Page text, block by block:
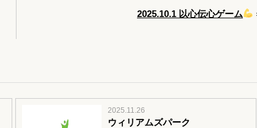
2025.10.1 以心伝心ゲーム
2025.11.26
ウィリアムズパーク